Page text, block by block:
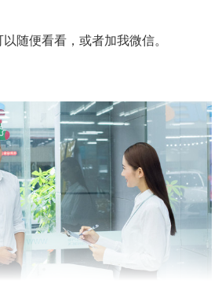
随便看看，或者加我微信。